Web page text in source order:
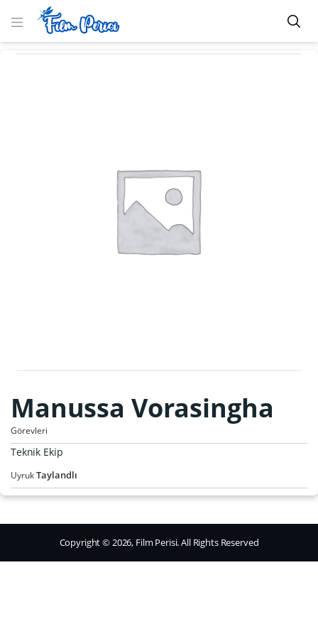
Manussa Vorasingha
Görevleri
Teknik Ekip
UyrukTaylandlı
Copyright © 2026, Film Perisi. All Rights Reserved